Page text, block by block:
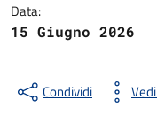
Data:
15 Giugno 2026
Condividi